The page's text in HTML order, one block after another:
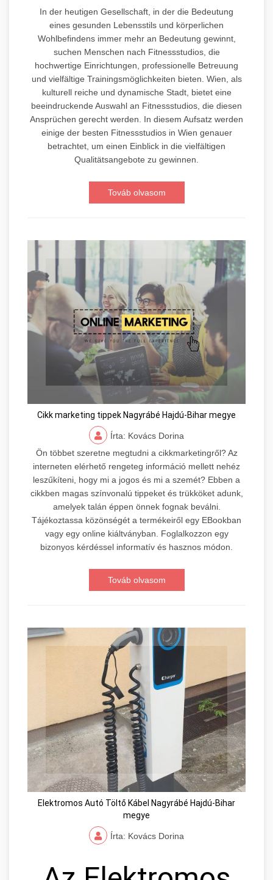
In der heutigen Gesellschaft, in der die Bedeutung
eines gesunden Lebensstils und körperlichen
Wohlbefindens immer mehr an Bedeutung gewinnt,
suchen Menschen nach Fitnessstudios, die
hochwertige Einrichtungen, professionelle Betreuung
und vielfältige Trainingsmöglichkeiten bieten. Wien, als
kulturell reiche und dynamische Stadt, bietet eine
beeindruckende Auswahl an Fitnessstudios, die diesen
Ansprüchen gerecht werden. In diesem Aufsatz werden
einige der besten Fitnessstudios in Wien genauer
betrachtet, um einen Einblick in die vielfältigen
Qualitätsangebote zu gewinnen.
Továb olvasom
Cikk marketing tippek Nagyrábé Hajdú-Bihar megye
Írta: Kovács Dorina
Ön többet szeretne megtudni a cikkmarketingről? Az
interneten elérhető rengeteg információ mellett nehéz
leszűkíteni, hogy mi a jogos és mi a szemét? Ebben a
cikkben magas színvonalú tippeket és trükköket adunk,
amelyek talán éppen önnek fognak beválni.
Tájékoztassa közönségét a termékeiről egy EBookban
vagy egy online kiáltványban. Foglalkozzon egy
bizonyos kérdéssel informatív és hasznos módon.
Továb olvasom
Elektromos Autó Töltő Kábel Nagyrábé Hajdú-Bihar
megye
Írta: Kovács Dorina